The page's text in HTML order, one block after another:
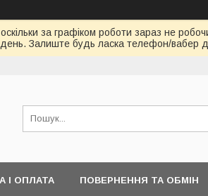
за графіком роботи зараз не
Залиште будь ласка телефон/вабер
І ОПЛАТА ПОВЕРНЕННЯ ТА ОБМІН